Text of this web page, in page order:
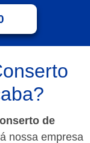
de
nossa empresa